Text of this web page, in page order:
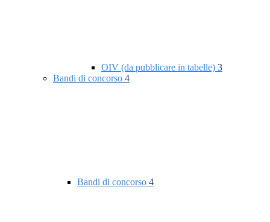
OIV (da pubblicare in tabelle) 3
Bandi di concorso 4
Bandi di concorso 4